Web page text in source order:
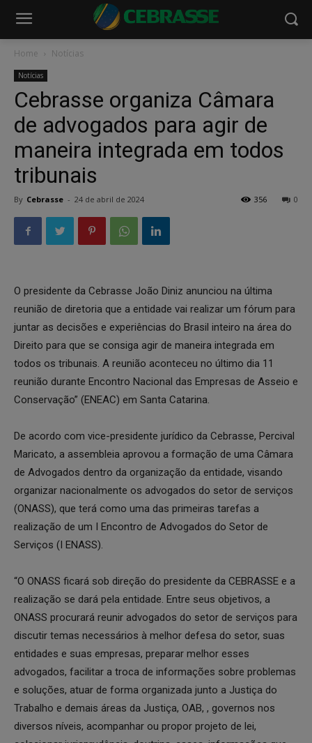
Home Notícias
Notícias
Cebrasse organiza Câmara
de advogados para agir de
maneira integrada em todos
tribunais
By Cebrasse - 24 de abril de 2024 0
356
O presidente da Cebrasse João Diniz anunciou na última
reunião de diretoria que a entidade vai realizar um fórum para
juntar as decisões e experiências do Brasil inteiro na área do
Direito para que se consiga agir de maneira integrada em
todos os tribunais. A reunião aconteceu no último dia 11
reunião durante Encontro Nacional das Empresas de Asseio e
Conservação” (ENEAC) em Santa Catarina.
De acordo com vice-presidente jurídico da Cebrasse, Percival
Maricato, a assembleia aprovou a formação de uma Câmara
de Advogados dentro da organização da entidade, visando
organizar nacionalmente os advogados do setor de serviços
(ONASS), que terá como uma das primeiras tarefas a
realização de um I Encontro de Advogados do Setor de
Serviços (I ENASS).
“O ONASS ficará sob direção do presidente da CEBRASSE e a
realização se dará pela entidade. Entre seus objetivos, a
ONASS procurará reunir advogados do setor de serviços para
discutir temas necessários à melhor defesa do setor, suas
entidades e suas empresas, preparar melhor esses
advogados, facilitar a troca de informações sobre problemas
e soluções, atuar de forma organizada junto a Justiça do
Trabalho e demais áreas da Justiça, OAB, , governos nos
diversos níveis, acompanhar ou propor projeto de lei,